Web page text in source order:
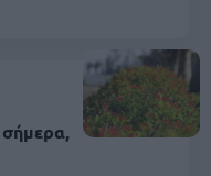
σήμερα,